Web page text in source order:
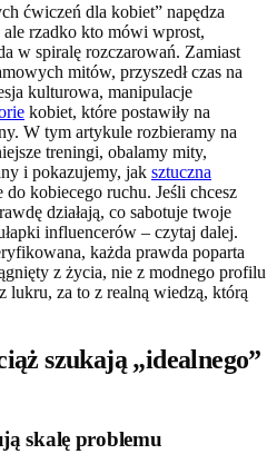
ćwiczeń dla kobiet” napędza
ale rzadko kto mówi wprost,
w spiralę rozczarowań. Zamiast
mitów, przyszedł czas na
kulturowa, manipulacje
kobiet, które postawiły na
W tym artykule rozbieramy na
treningi, obalamy mity,
i pokazujemy, jak sztuczna
kobiecego ruchu. Jeśli chcesz
działają, co sabotuje twoje
influencerów – czytaj dalej.
każda prawda poparta
z życia, nie z modnego profilu
lukru, za to z realną wiedzą, którą
szukają „idealnego”
skalę problemu